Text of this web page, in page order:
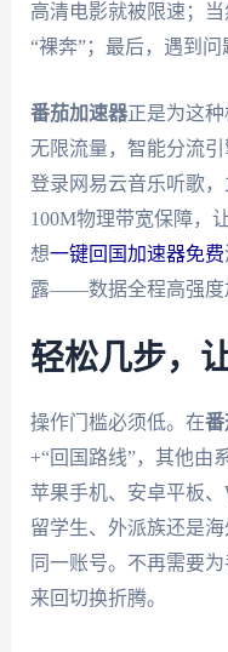
高清电影就被限速；
“裸奔”；最后，遇到问
番茄加速器正是为这
无限流量，智能分流
登录网易云音乐听歌
100M物理带宽保障，
想一键回国加速器免费
露——数据全程高强度
轻松几步，
操作门槛必须低。在番
+“回国路线”，其他由
苹果手机、安卓平板
留学生、外派族还是
同一账号。不再需要
来回切换折腾。